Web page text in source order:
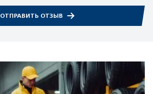
ОТПРАВИТЬ ОТЗЫВ